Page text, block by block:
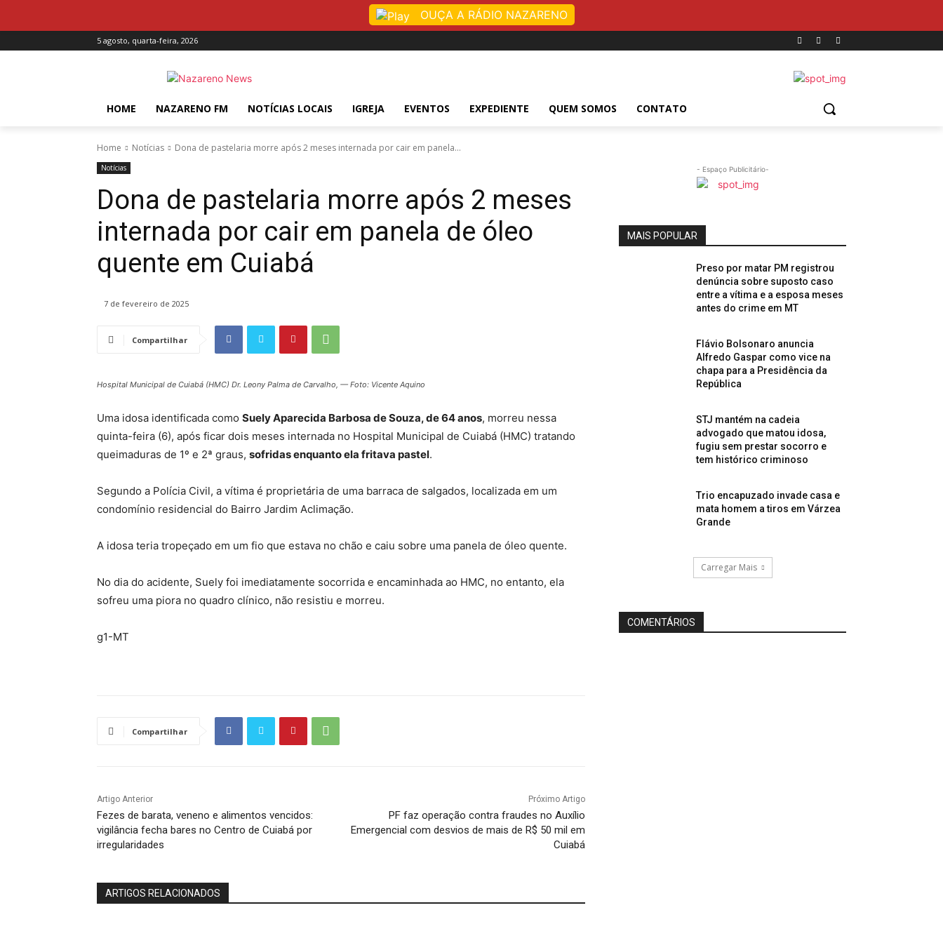
5 agosto, quarta-feira, 2026
HOME NAZARENO FM NOTÍCIAS LOCAIS IGREJA EVENTOS EXPEDIENTE QUEM SOMOS CONTATO
Home Notícias Dona de pastelaria morre após 2 meses internada por cair em panela...
Notícias
Dona de pastelaria morre após 2 meses
internada por cair em panela de óleo
quente em Cuiabá
7 de fevereiro de 2025
Compartilhar
Hospital Municipal de Cuiabá (HMC) Dr. Leony Palma de Carvalho, — Foto: Vicente Aquino
Uma idosa identificada como Suely Aparecida Barbosa de Souza, de 64 anos, morreu nessa
quinta-feira (6), após ficar dois meses internada no Hospital Municipal de Cuiabá (HMC) tratando
queimaduras de 1º e 2ª graus, sofridas enquanto ela fritava pastel.
Segundo a Polícia Civil, a vítima é proprietária de uma barraca de salgados, localizada em um
condomínio residencial do Bairro Jardim Aclimação.
A idosa teria tropeçado em um fio que estava no chão e caiu sobre uma panela de óleo quente.
No dia do acidente, Suely foi imediatamente socorrida e encaminhada ao HMC, no entanto, ela
sofreu uma piora no quadro clínico, não resistiu e morreu.
g1-MT
Compartilhar
Artigo Anterior
Fezes de barata, veneno e alimentos vencidos:
vigilância fecha bares no Centro de Cuiabá por
irregularidades
Próximo Artigo
PF faz operação contra fraudes no Auxílio
Emergencial com desvios de mais de R$ 50 mil em
Cuiabá
ARTIGOS RELACIONADOS
- Espaço Publicitário-
MAIS POPULAR
Preso por matar PM registrou
denúncia sobre suposto caso
entre a vítima e a esposa meses
antes do crime em MT
Flávio Bolsonaro anuncia
Alfredo Gaspar como vice na
chapa para a Presidência da
República
STJ mantém na cadeia
advogado que matou idosa,
fugiu sem prestar socorro e
tem histórico criminoso
Trio encapuzado invade casa e
mata homem a tiros em Várzea
Grande
Carregar Mais
COMENTÁRIOS
OUÇA A RÁDIO NAZARENO